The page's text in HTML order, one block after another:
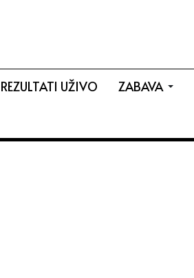
REZULTATI UŽIVO ZABAVA